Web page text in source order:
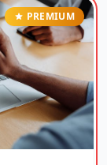
PREMIUM